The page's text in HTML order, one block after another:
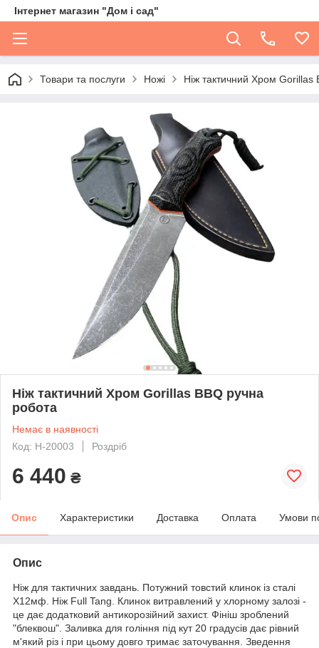
Інтернет магазин "Дом і сад"
Товари та послуги Ножі Ніж тактичний Хром Gorillas
Ніж тактичний Хром Gorillas BBQ ручна
робота
Немає в наявності
Код: Н-20003
Роздріб
6 440 ₴
Опис Характеристики Доставка Оплата Умови
Опис
Ніж для тактичних завдань. Потужний товстий клинок із сталі
Х12мф. Ніж Full Tang. Клинок витравлений у хлорному залозі -
це дає додатковий антикорозійний захист. Фініш зроблений
"блеквош". Заливка для гоління під кут 20 градусів дає рівний
м'який різ і при цьому довго тримає заточування. Зведення